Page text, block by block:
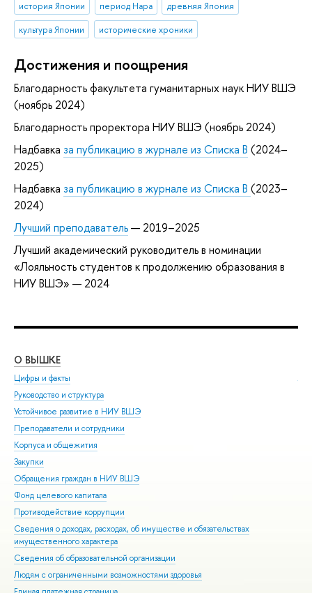
история Японии период Нара
древняя Япония
культура Японии
исторические хроники
Достижения и поощрения
Благодарность факультета гуманитарных наук НИУ ВШЭ
(ноябрь 2024)
Благодарность проректора НИУ ВШЭ (ноябрь 2024)
Надбавка за публикацию в журнале из Списка B (2024–
2025)
Надбавка за публикацию в журнале из Списка B (2023–
2024)
Лучший преподаватель— 2019–2025
Лучший академический руководитель в номинации
«Лояльность студентов к продолжению образования в
НИУ ВШЭ» — 2024
О ВЫШКЕ
Цифры и факты
Руководство и структура
Устойчивое развитие в НИУ ВШЭ
Преподаватели и сотрудники
Корпуса и общежития
Закупки
Обращения граждан в НИУ ВШЭ
Фонд целевого капитала
Противодействие коррупции
Сведения о доходах, расходах, об имуществе и обязательствах
имущественного характера
Сведения об образовательной организации
Людям с ограниченными возможностями здоровья